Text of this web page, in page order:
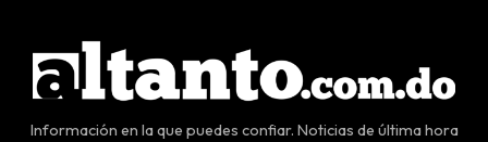
Información en la que puedes confiar. Noticias de última hora